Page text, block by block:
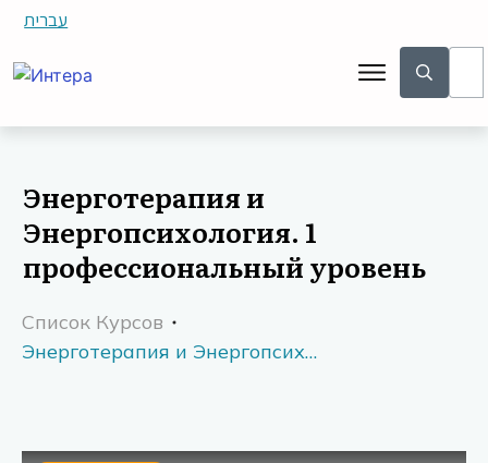
עברית
Энерготерапия и
Энергопсихология. 1
профессиональный уровень
Список Курсов
Энерготерапия и Энергопсихология. 1 профессиональный уровень